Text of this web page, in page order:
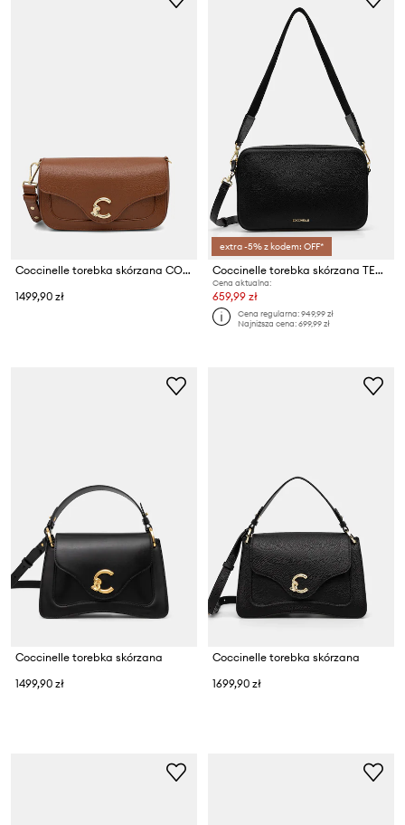
Coccinelle torebka skórzana COCCINELLE C-ME
1499,90 zł
extra -5% z kodem: OFF*
Coccinelle torebka skórzana TEBE
Cena aktualna:
659,99 zł
Cena regularna:949,99 zł
Najniższa cena:699,99 zł
Coccinelle torebka skórzana
1499,90 zł
Coccinelle torebka skórzana
1699,90 zł